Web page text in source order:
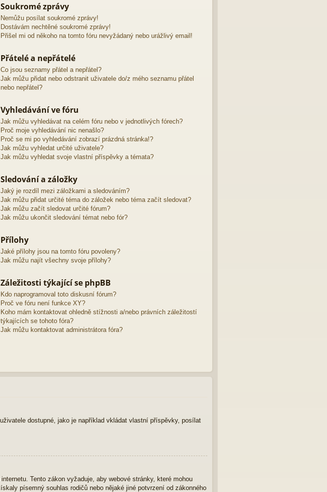
Soukromé zprávy
Nemůžu posílat soukromé zprávy!
Dostávám nechtěné soukromé zprávy!
Přišel mi od někoho na tomto fóru nevyžádaný nebo urážlivý email!
Přátelé a nepřátelé
Co jsou seznamy přátel a nepřátel?
Jak můžu přidat nebo odstranit uživatele do/z mého seznamu přátel
nebo nepřátel?
Vyhledávání ve fóru
Jak můžu vyhledávat na celém fóru nebo v jednotlivých fórech?
Proč moje vyhledávání nic nenašlo?
Proč se mi po vyhledávání zobrazí prázdná stránka!?
Jak můžu vyhledat určité uživatele?
Jak můžu vyhledat svoje vlastní příspěvky a témata?
Sledování a záložky
Jaký je rozdíl mezi záložkami a sledováním?
Jak můžu přidat určité téma do záložek nebo téma začít sledovat?
Jak můžu začít sledovat určité fórum?
Jak můžu ukončit sledování témat nebo fór?
Přílohy
Jaké přílohy jsou na tomto fóru povoleny?
Jak můžu najít všechny svoje přílohy?
Záležitosti týkající se phpBB
Kdo naprogramoval toto diskusní fórum?
Proč ve fóru není funkce XY?
Koho mám kontaktovat ohledně stížnosti a/nebo právních záležitostí
týkajících se tohoto fóra?
Jak můžu kontaktovat administrátora fóra?
dostupné, jako je například vkládat vlastní příspěvky, posílat
Tento zákon vyžaduje, aby webové stránky, které mohou
písemný souhlas rodičů nebo nějaké jiné potvrzení od zákonného